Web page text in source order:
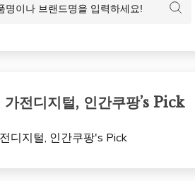
가전디지털, 인간쿠팡’s Pick